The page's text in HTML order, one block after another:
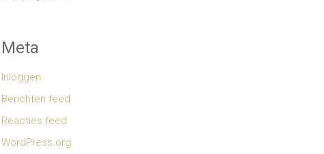
Meta
Inloggen
Berichten feed
Reacties feed
WordPress.org